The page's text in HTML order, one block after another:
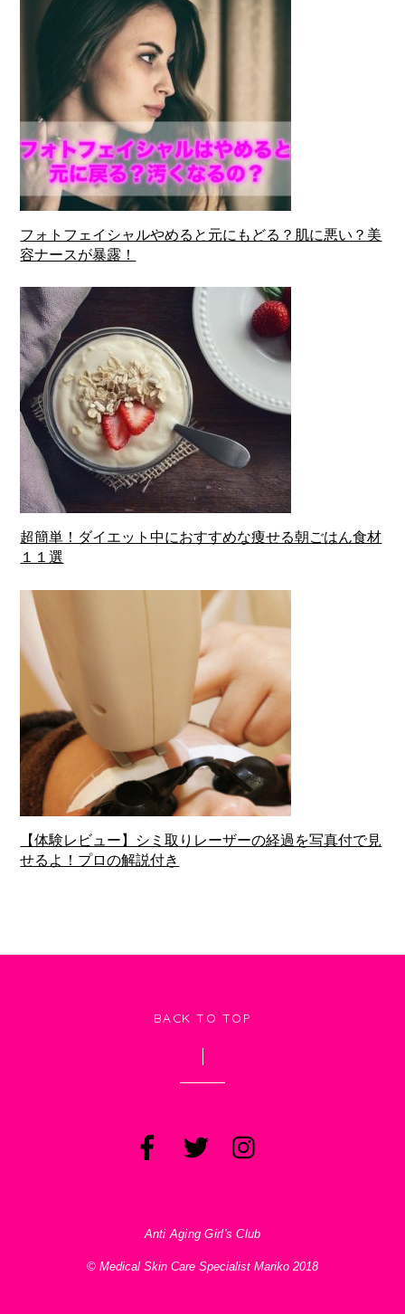
フォトフェイシャルやめると元にもどる？肌に悪い？美
容ナースが暴露！
超簡単！ダイエット中におすすめな痩せる朝ごはん食材
１１選
【体験レビュー】シミ取りレーザーの経過を写真付で見
せるよ！プロの解説付き
BACK TO TOP
Anti Aging Girl's Club
© Medical Skin Care Specialist Mariko 2018